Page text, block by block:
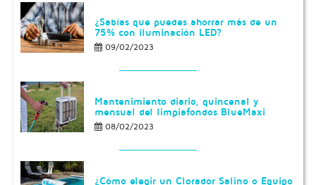
¿Sabías que puedes ahorrar más de un
75% con iluminación LED?
09/02/2023
Mantenimiento diario, quincenal y
mensual del limpiafondos BlueMaxi
08/02/2023
¿Cómo elegir un Clorador Salino o Equipo